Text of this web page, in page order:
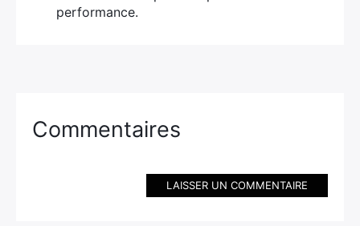
performance.
Commentaires
LAISSER UN COMMENTAIRE